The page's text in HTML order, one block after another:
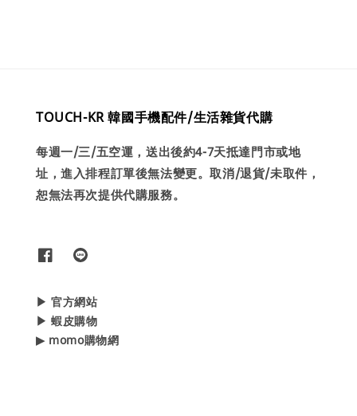
TOUCH-KR 韓國手機配件/生活雜貨代購
每週一/三/五空運，送出後約4-7天抵達門市或地
址，進入排程訂單後無法變更。取消/退貨/未取件，
恕無法再次提供代購服務。
▶ 官方網站
▶ 蝦皮購物
▶ momo購物網